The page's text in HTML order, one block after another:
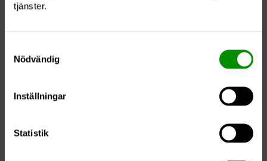
tjänster.
Nödvändig
Inställningar
Statistik